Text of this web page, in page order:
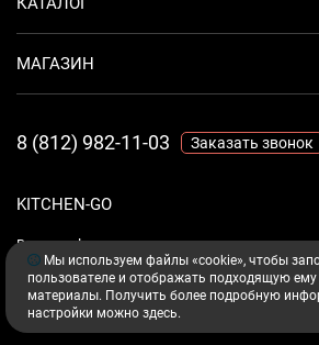
KITCHEN-GO
Ваш комфорт - дело техники.
МАГАЗИН
8 (812) 982-11-03 Заказать звонок
Мы используем файлы «cookie», чтобы
пользователе и отображать подходящую ему
материалы. Получить более подробную
настройки можно здесь.